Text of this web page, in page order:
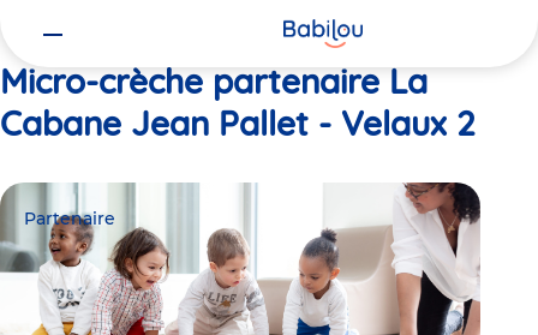
Micro-crèche partenaire La
Cabane Jean Pallet - Velaux 2
Partenaire